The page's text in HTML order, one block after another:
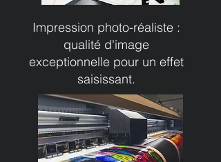
Impression photo-réaliste :
qualité d'image
exceptionnelle pour un effet
saisissant.